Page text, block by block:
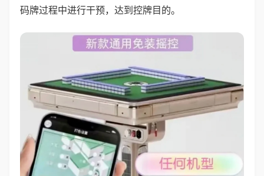
码牌过程中进行干预，达到控牌目的。